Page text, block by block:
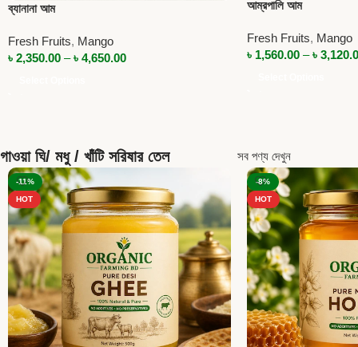
ব্যানানা আম
Fresh Fruits, Mango
৳ 2,350.00 – ৳ 4,650.00
আম্রপালি আম
Fresh Fruits, Mango
৳ 1,560.00 – ৳
গাওয়া ঘি/ মধু / খাঁটি সরিষার তেল সব পণ্য দেখুন
-11%
HOT
-8%
HOT